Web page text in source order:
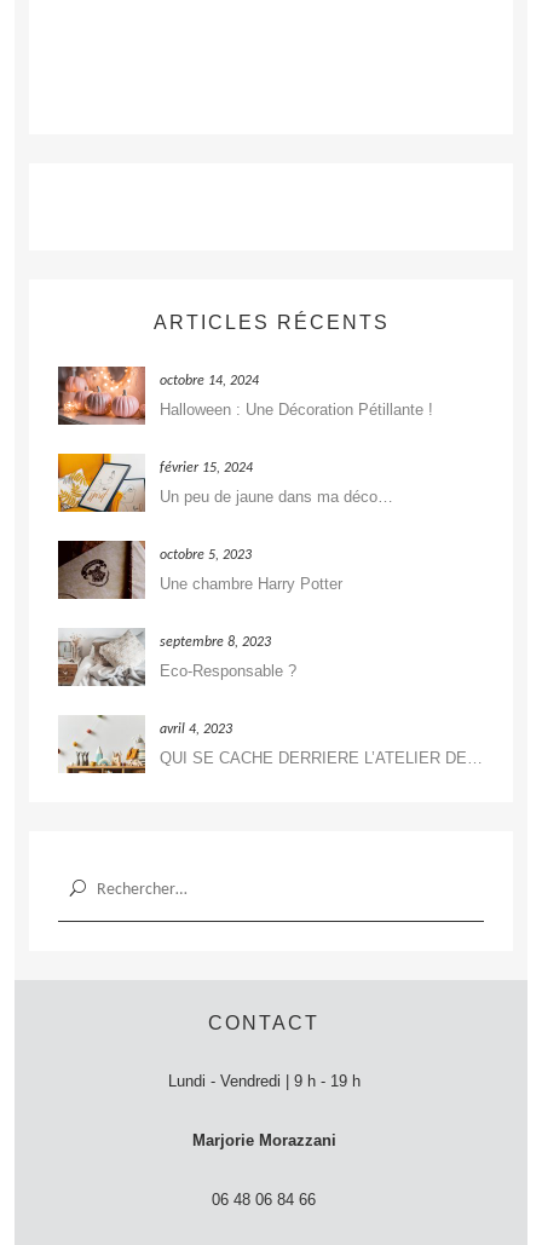
ARTICLES RÉCENTS
octobre 14, 2024
Halloween : Une Décoration Pétillante !
février 15, 2024
Un peu de jaune dans ma déco…
octobre 5, 2023
Une chambre Harry Potter
septembre 8, 2023
Eco-Responsable ?
avril 4, 2023
Rechercher :
CONTACT
Lundi - Vendredi | 9 h - 19 h
Marjorie Morazzani
06 48 06 84 66